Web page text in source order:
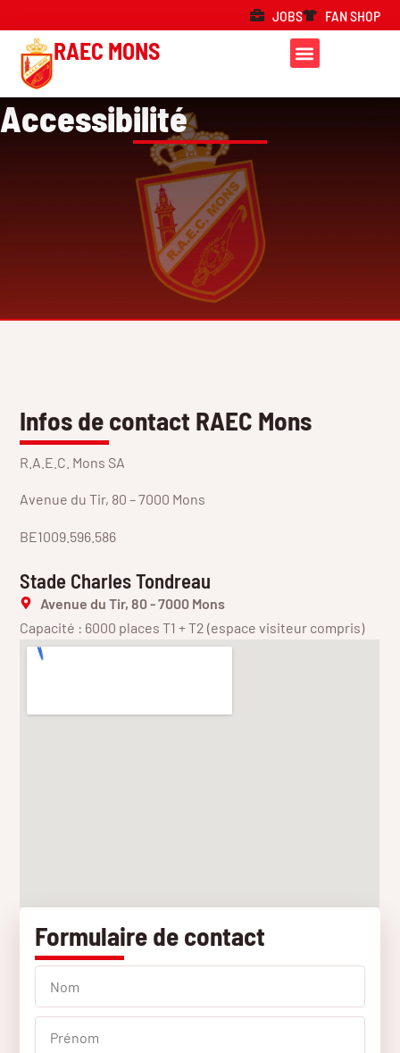
JOBS FAN SHOP
RAEC MONS
Accessibilité
Infos de contact RAEC Mons
R.A.E.C. Mons SA
Avenue du Tir, 80 – 7000 Mons
BE1009.596.586
Stade Charles Tondreau
Avenue du Tir, 80 - 7000 Mons
Capacité : 6000 places T1 + T2 (espace visiteur compris)
Formulaire de contact